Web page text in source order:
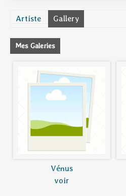
Artiste Gallery
Mes Galeries
Vénus
voir